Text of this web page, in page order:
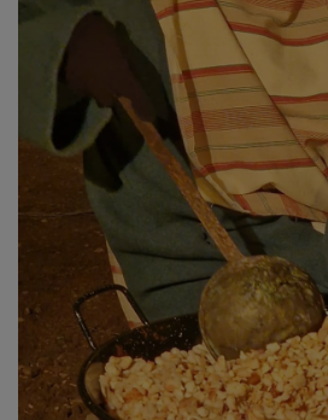
representación teatralizadacon
recorrido guiado por un
escenas bíblicas y de la vida
PUBLICIDAD
En ella participaron más de200
151 actores y actrices
buena parte del pueblo.